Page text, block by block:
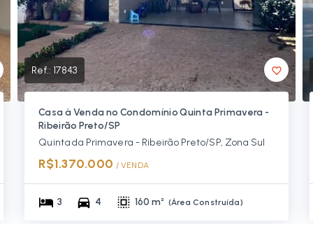
Ref.: 17843
Casa à Venda no Condomínio Quinta Primavera -
Ribeirão Preto/SP
Quinta da Primavera - Ribeirão Preto/SP, Zona Sul
R$1.370.000 / VENDA
3 4 160 m² (Área Construída)